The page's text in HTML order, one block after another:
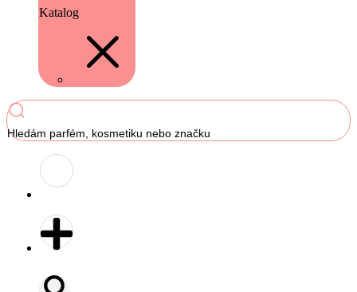
Katalog
Hledám parfém, kosmetiku nebo značku